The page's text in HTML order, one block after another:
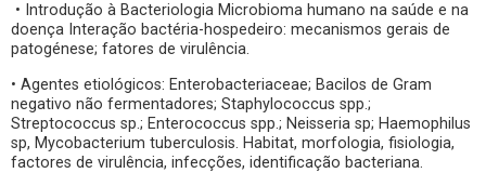
• Introdução à Bacteriologia Microbioma humano na saúde e na
doença Interação bactéria-hospedeiro: mecanismos gerais de
patogénese; fatores de virulência.
• Agentes etiológicos: Enterobacteriaceae; Bacilos de Gram
negativo não fermentadores; Staphylococcus spp.;
Streptococcus sp.; Enterococcus spp.; Neisseria sp; Haemophilus
sp, Mycobacterium tuberculosis. Habitat, morfologia, fisiologia,
factores de virulência, infecções, identificação bacteriana.